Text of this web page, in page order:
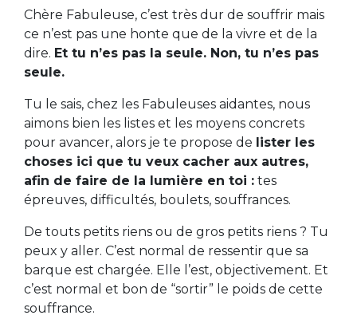
Chère Fabuleuse, c’est très dur de souffrir mais
ce n’est pas une honte que de la vivre et de la
dire. Et tu n’es pas la seule. Non, tu n’es pas
seule.
Tu le sais, chez les Fabuleuses aidantes, nous
aimons bien les listes et les moyens concrets
pour avancer, alors je te propose de lister les
choses ici que tu veux cacher aux autres,
afin de faire de la lumière en toi : tes
épreuves, difficultés, boulets, souffrances.
De touts petits riens ou de gros petits riens ? Tu
peux y aller. C’est normal de ressentir que sa
barque est chargée. Elle l’est, objectivement. Et
c’est normal et bon de “sortir” le poids de cette
souffrance.